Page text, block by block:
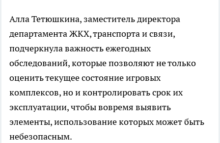
Алла Тетюшкина, заместитель директора
департамента ЖКХ, транспорта и связи,
подчеркнула важность ежегодных
обследований, которые позволяют не только
оценить текущее состояние игровых
комплексов, но и контролировать срок их
эксплуатации, чтобы вовремя выявить
элементы, использование которых может быть
небезопасным.